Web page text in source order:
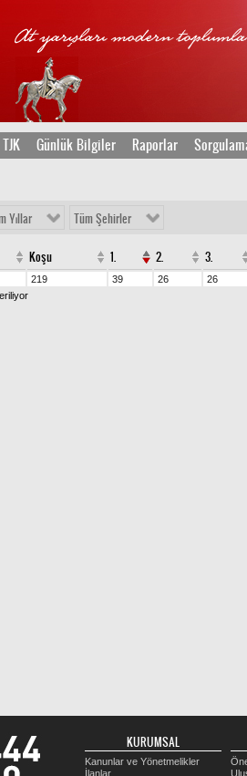
TJK Günlük Bilgiler Raporlar
Yıllar Tüm Şehirler
Koşu 1. 2. 3.
219 39 26
26
KURUMSAL
Kanunlar ve Yönetmelikler
İlanlar